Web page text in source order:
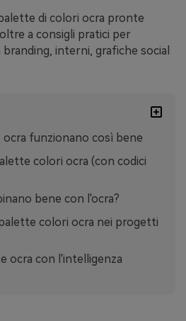
di colori ocra pronte
a consigli pratici per
interni, grafiche social
ocra funzionano così bene
colori ocra (con codici
bene con l'ocra?
colori ocra nei progetti
ocra con l'intelligenza